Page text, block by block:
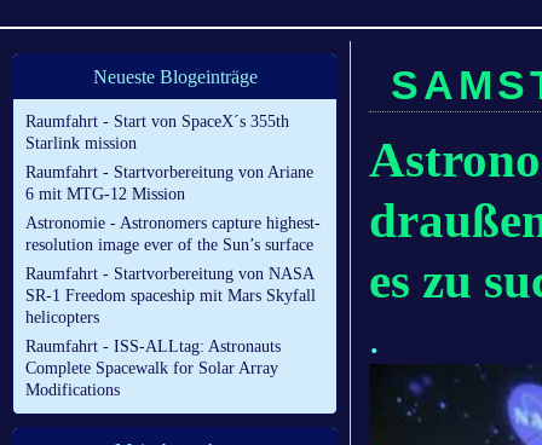
Neueste Blogeinträge
Raumfahrt - Start von SpaceX´s 355th
Starlink mission
Raumfahrt - Startvorbereitung von Ariane
6 mit MTG-12 Mission
Astronomie - Astronomers capture highest-
resolution image ever of the Sun’s surface
Raumfahrt - Startvorbereitung von NASA
SR-1 Freedom spaceship mit Mars Skyfall
helicopters
Raumfahrt - ISS-ALLtag: Astronauts
Complete Spacewalk for Solar Array
Modifications
es zu
.